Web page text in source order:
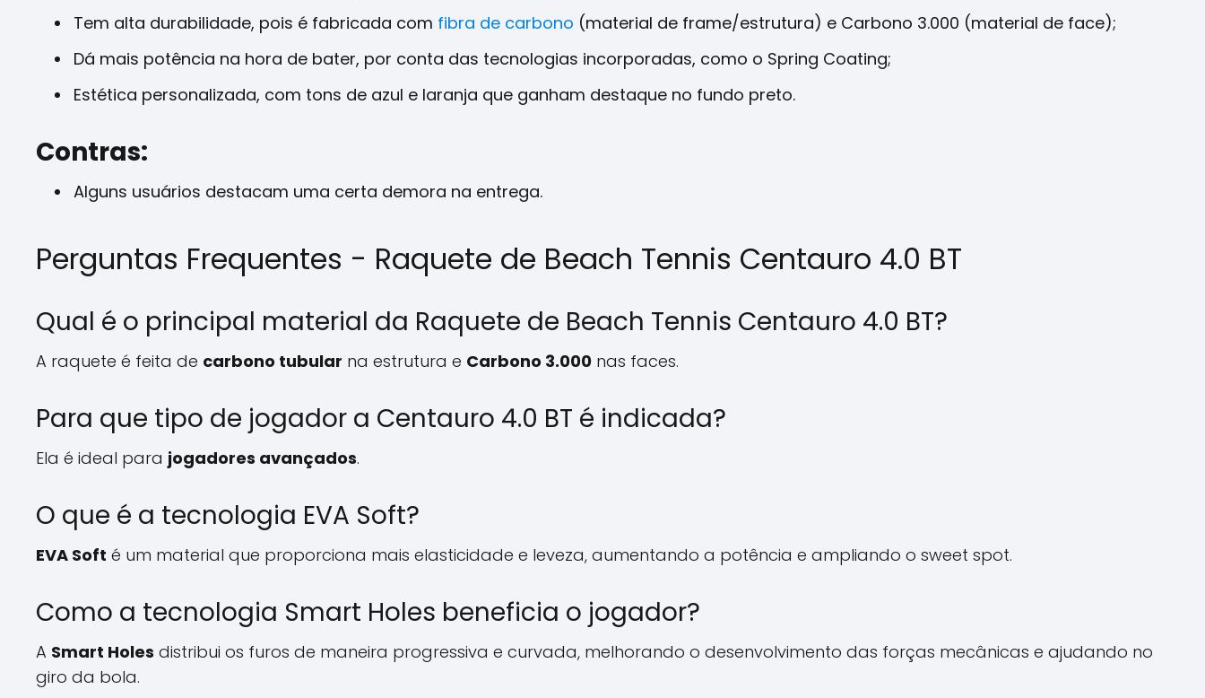
Tem alta durabilidade, pois é fabricada com fibra de carbono (material de frame/estrutura) e Carbono 3.000 (material de face);
Dá mais potência na hora de bater, por conta das tecnologias incorporadas, como o Spring Coating;
Estética personalizada, com tons de azul e laranja que ganham destaque no fundo preto.
Contras:
Alguns usuários destacam uma certa demora na entrega.
Perguntas Frequentes - Raquete de Beach Tennis Centauro 4.0 BT
Qual é o principal material da Raquete de Beach Tennis Centauro 4.0 BT?
A raquete é feita de carbono tubular na estrutura e Carbono 3.000 nas faces.
Para que tipo de jogador a Centauro 4.0 BT é indicada?
Ela é ideal para jogadores avançados.
O que é a tecnologia EVA Soft?
EVA Soft é um material que proporciona mais elasticidade e leveza, aumentando a potência e ampliando o sweet spot.
Como a tecnologia Smart Holes beneficia o jogador?
A Smart Holes distribui os furos de maneira progressiva e curvada, melhorando o desenvolvimento das forças mecânicas e ajudando no
giro da bola.